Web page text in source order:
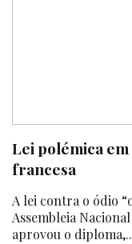
Lei polémica
francesa
A lei contra o ódio
Assembleia
aprovou o